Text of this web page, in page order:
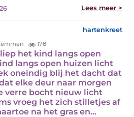
Lees meer >
hartenkreet
178
het kind langs open
langs open huizen licht
oneindig blij het dacht dat
elke deur naar morgen
verre bocht nieuw licht
vroeg het zich stilletjes af
na het gras en…